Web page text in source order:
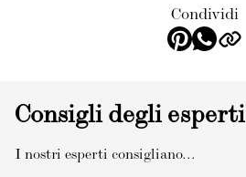
Condividi
Consigli degli esperti
I nostri esperti consigliano...